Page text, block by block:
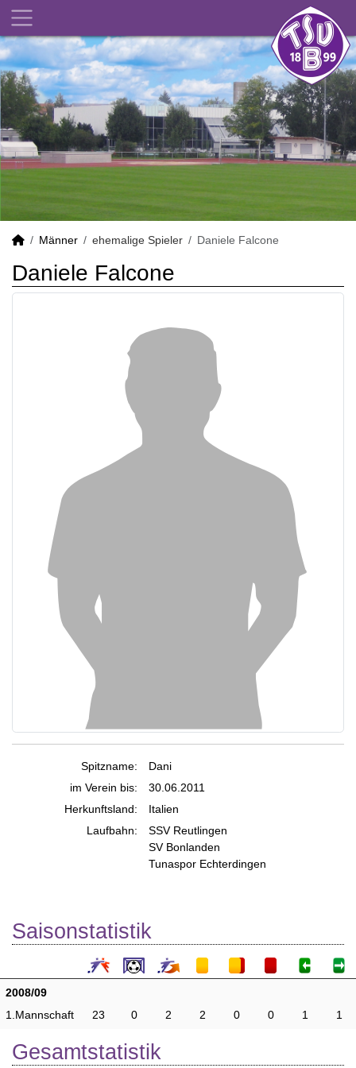
Männer ehemalige Spieler Daniele Falcone
Daniele Falcone
Spitzname:
Dani
im Verein bis:
30.06.2011
Herkunftsland:
Italien
Laufbahn:
SSV Reutlingen
SV Bonlanden
Tunaspor Echterdingen
Saisonstatistik
2008/09
1.Mannschaft
23 0 2 2 0 0 1 1
Gesamtstatistik